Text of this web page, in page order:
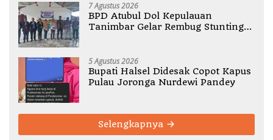
7 Agustus 2026
BPD Atubul Dol Kepulauan
Tanimbar Gelar Rembug Stunting
5 Agustus 2026
Bupati Halsel Didesak Copot Kapus
Pulau Joronga Nurdewi Pandey
Selengkapnya